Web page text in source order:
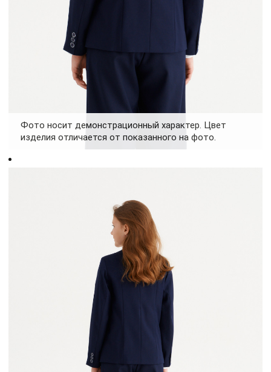
Фото носит демонстрационный характер. Цвет
изделия отличается от показанного на фото.